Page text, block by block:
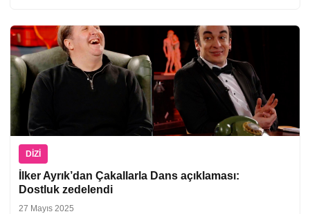
DIZI
İlker Ayrık’dan Çakallarla Dans açıklaması:
Dostluk zedelendi
27 Mayıs 2025